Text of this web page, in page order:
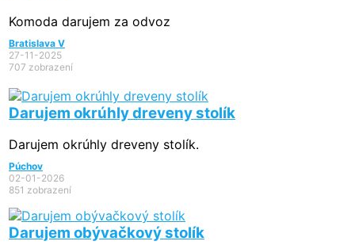
Komoda darujem za odvoz
Bratislava V
27-11-2025
707 zobrazení
Darujem okrúhly dreveny stolík
Darujem okrúhly dreveny stolík.
Púchov
02-01-2026
851 zobrazení
Darujem obývačkový stolík